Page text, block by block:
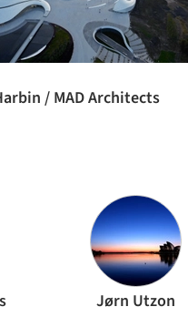
/ MAD Architects
Jørn Utzon